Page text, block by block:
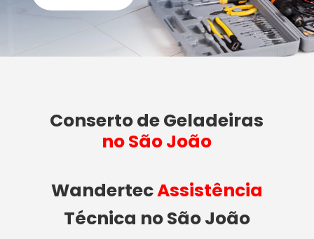
Conserto de Geladeiras
no São João
WandertecAssistência
Técnica no São João